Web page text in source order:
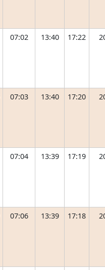
07:02 13:40 17:22
07:03 13:40 17:20
07:04 13:39 17:19
07:06 13:39 17:18